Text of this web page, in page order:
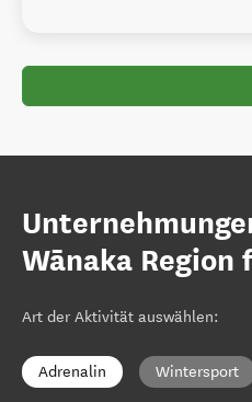
Wānaka Region
Art der Aktivität auswählen:
Adrenalin Wintersport